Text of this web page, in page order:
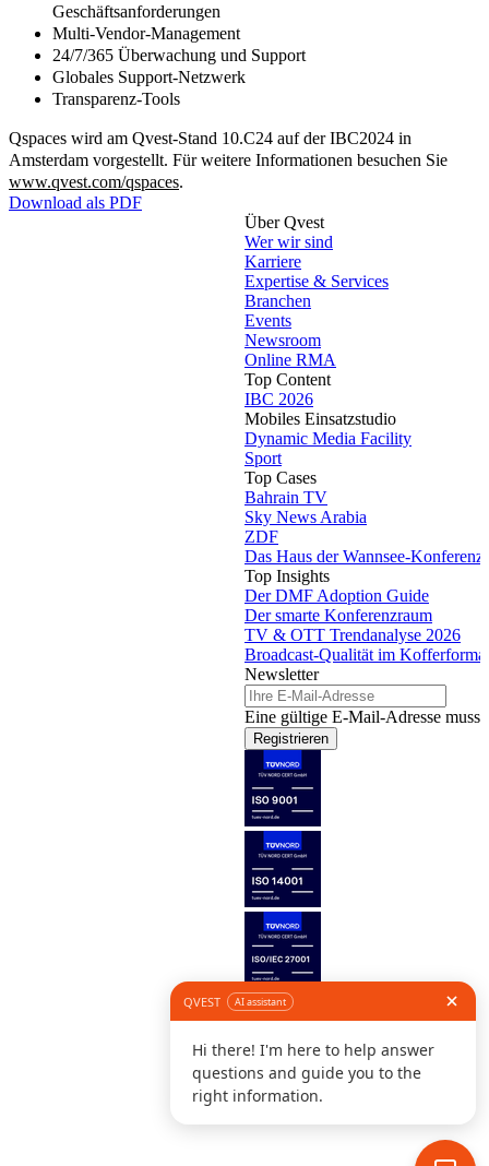
Geschäftsanforderungen
Multi-Vendor-Management
24/7/365 Überwachung und Support
Globales Support-Netzwerk
Transparenz-Tools
Qspaces wird am Qvest-Stand 10.C24 auf der IBC2024 in
Amsterdam vorgestellt. Für weitere Informationen besuchen Sie
www.qvest.com/qspaces.
Download als PDF
Über Qvest
Wer wir sind
Karriere
Expertise & Services
Branchen
Events
Newsroom
Online RMA
Top Content
IBC 2026
Mobiles Einsatzstudio
Dynamic Media Facility
Sport
Top Cases
Bahrain TV
Sky News Arabia
ZDF
Das Haus der Wannsee-Konferenz
Top Insights
Der DMF Adoption Guide
Der smarte Konferenzraum
TV & OTT Trendanalyse 2026
Broadcast-Qualität im Kofferformat
Newsletter
Eine gültige E-Mail-Adresse muss
Registrieren
Folge uns